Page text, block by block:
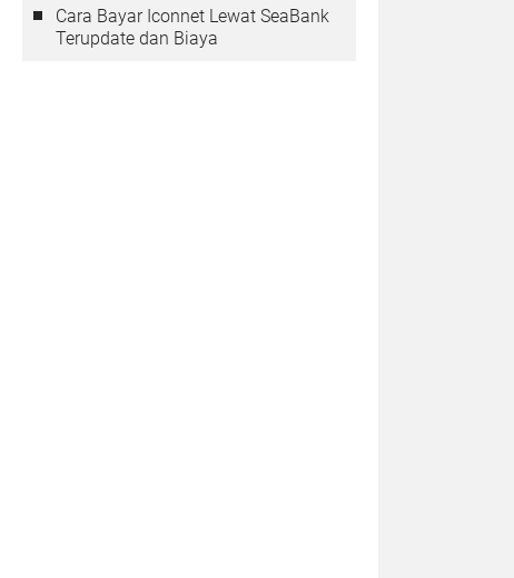
Cara Bayar Iconnet Lewat SeaBank
Terupdate dan Biaya